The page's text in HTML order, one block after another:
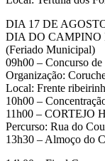
DIA 17 DE
DIA DO CAMPINO
(Feriado Municipal)
09h00 – Concurso de
Organização:
Local: Frente
10h00 –
11h00 – CORTEJO
Percurso: Rua do
13h30 – Almoço do